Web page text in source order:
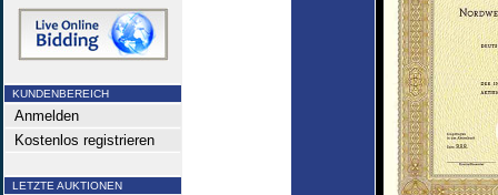
KUNDENBEREICH
Anmelden
Kostenlos registrieren
LETZTE AUKTIONEN